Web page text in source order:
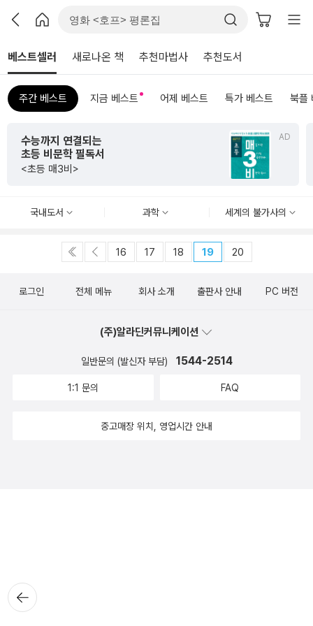
베스트셀러 새로나온 책 추천마법사 추천도서
주간 베스트 지금 베스트 어제 베스트 특가 베스트 북플
AD
수능까지 연결되는
초등 비문학 필독서
<초등 매3비>
국내도서 과학 세계의 불가사의
16 17 18 19 20
뒤로가
기
로그인 전체 메뉴 회사 소개 출판사 안내 PC 버전
(주)알라딘커뮤니케이션
일반문의 (발신자 부담) 1544-2514
1:1 문의 FAQ
중고매장 위치, 영업시간 안내